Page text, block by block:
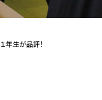
年生が品評！